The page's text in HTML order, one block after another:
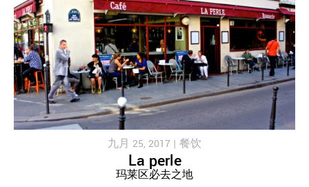
九月 25, 2017 | 餐饮
La perle
玛莱区必去之地